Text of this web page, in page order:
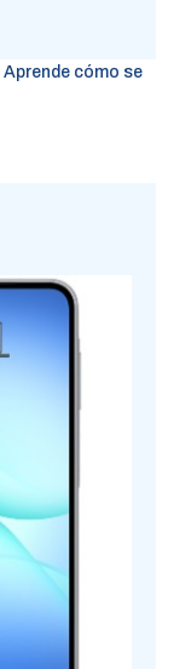
Aprende cómo se